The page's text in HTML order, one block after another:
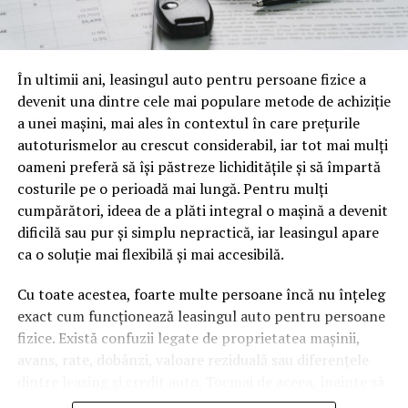
o mină de informație, plină de întrebări pe care și le pun
oamenii cu adevărat. Dacă transcrierea ajunge pe o
cuvinte tematice, scrise exact în limbajul în care se
caută.
Apoi vine partea de comportament. O pagină pe care
vizitatorii stau zece, cincisprezece minute ca să
urmărească replay-ul trimite un semnal greu de ignorat.
Google nu îți măsoară direct satisfacția, însă timpul
petrecut, scrollul și revenirile spun ceva despre cât de
util e materialul.
Și mai e ceva ce se uită ușor. Un webinar reușit atrage
linkuri aproape de la sine. Cineva îl menționează într-un
newsletter, altcineva îl citează într-un articol, un
partener îl trimite în comunitatea lui. Fiecare astfel de
tău, iar autoritatea e moneda forte în SEO.
În ultimii ani, leasingul auto pentru persoane fizice a
devenit una dintre cele mai populare metode de achiziție
a unei mașini, mai ales în contextul în care prețurile
autoturismelor au crescut considerabil, iar tot mai mulți
oameni preferă să își păstreze lichiditățile și să împartă
costurile pe o perioadă mai lungă. Pentru mulți
cumpărători, ideea de a plăti integral o mașină a devenit
dificilă sau pur și simplu nepractică, iar leasingul apare
ca o soluție mai flexibilă și mai accesibilă.
Cu toate acestea, foarte multe persoane încă nu înțeleg
exact cum funcționează leasingul auto pentru persoane
fizice. Există confuzii legate de proprietatea mașinii,
avans, rate, dobânzi, valoare reziduală sau diferențele
semnezi orice contract, este important să înțelegi clar